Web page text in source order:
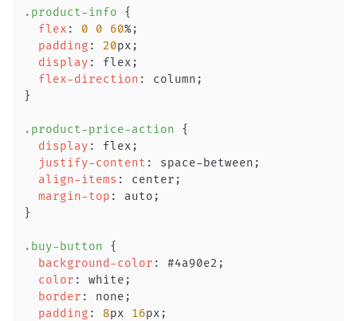
.product-info
{
flex : 0 0 60%;
padding : 20px ;
display : flex ;
flex-direction : column ;
}
.product-price-action
{
display : flex ;
justify-content : space-between ;
align-items : center ;
margin-top : auto ;
}
.buy-button
{
background-color : #4a90e2 ;
color : white ;
border : none ;
padding : 8px 16px ;